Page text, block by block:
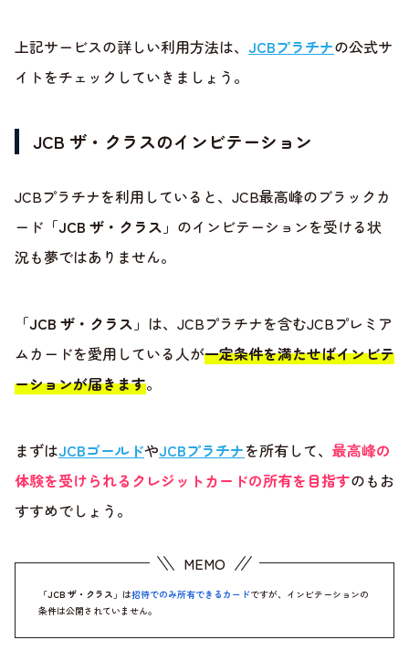
上記サービスの詳しい利用方法は、 JCBプラチナの公式サ
イトをチェックしていきましょう。
JCB ザ・クラスのインビテーション
JCBプラチナを利用していると、JCB最高峰のブラックカ
ード「JCB ザ・クラス 」のインビテーションを受ける状
況も夢ではありません。
「JCB ザ・クラス 」は、JCBプラチナを含むJCBプレミア
ムカードを愛用している人が一定条件を満たせばインビテ
ーションが届きます。
まずはJCBゴールドやJCBプラチナを所有して、 最高峰の
体験を受けられるクレジットカードの所有を目指すのもお
すすめでしょう。
「JCB ザ・クラス 」は招待でのみ所有できるカードですが、インビテーションの
条件は公開されていません。